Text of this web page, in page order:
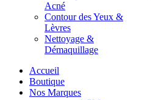
Acné
Contour des Yeux &
Lèvres
Nettoyage &
Démaquillage
Accueil
Boutique
Nos Marques